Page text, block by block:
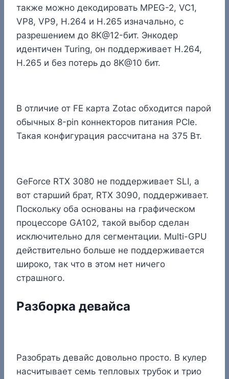
также можно декодировать MPEG-2, VC1,
VP8, VP9, H.264 и H.265 изначально, с
разрешением до 8K@12-бит. Энкодер
идентичен Turing, он поддерживает H.264,
H.265 и без потерь до 8K@10 бит.
В отличие от FE карта Zotac обходится парой
обычных 8-pin коннекторов питания PCIe.
Такая конфигурация рассчитана на 375 Вт.
GeForce RTX 3080 не поддерживает SLI, а
вот старший брат, RTX 3090, поддерживает.
Поскольку оба основаны на графическом
процессоре GA102, такой выбор сделан
исключительно для сегментации. Multi-GPU
действительно больше не поддерживается
широко, так что в этом нет ничего
страшного.
Разборка девайса
Разобрать девайс довольно просто. В кулер
насчитывает семь тепловых трубок и трио